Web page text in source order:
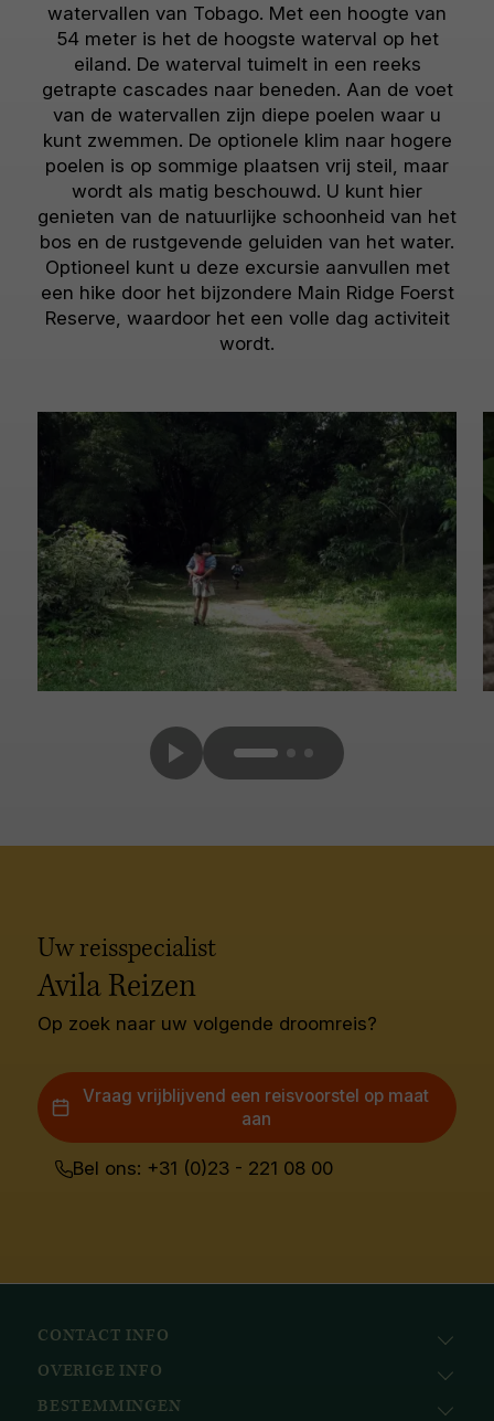
watervallen van Tobago. Met een hoogte van
54 meter is het de hoogste waterval op het
eiland. De waterval tuimelt in een reeks
getrapte cascades naar beneden. Aan de voet
van de watervallen zijn diepe poelen waar u
kunt zwemmen. De optionele klim naar hogere
poelen is op sommige plaatsen vrij steil, maar
wordt als matig beschouwd. U kunt hier
genieten van de natuurlijke schoonheid van het
bos en de rustgevende geluiden van het water.
Optioneel kunt u deze excursie aanvullen met
een hike door het bijzondere Main Ridge Foerst
Reserve, waardoor het een volle dag activiteit
wordt.
Uw reisspecialist
Avila Reizen
Op zoek naar uw volgende droomreis?
Vraag vrijblijvend een reisvoorstel op maat
aan
Bel ons: +31 (0)23 - 221 08 00
CONTACT INFO
Avila Reizen
Nieuwe Gracht 78
OVERIGE INFO
KvK: 51111616
BESTEMMINGEN